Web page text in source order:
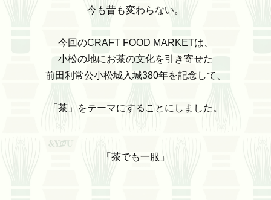
今も昔も変わらない。
今回のCRAFT FOOD MARKETは、
小松の地にお茶の文化を引き寄せた
前田利常公小松城入城380年を記念して、
「茶」をテーマにすることにしました。
「茶でも一服」